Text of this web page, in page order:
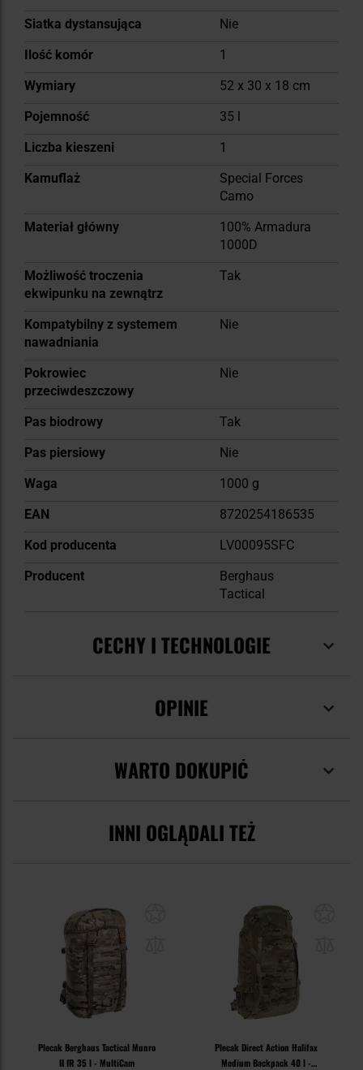
Siatka dystansująca
Nie
Ilość komór
1
Wymiary
52 x 30 x 18 cm
Pojemność
35 l
Liczba kieszeni
1
Kamuflaż
Special Forces
Camo
Materiał główny
100% Armadura
1000D
Możliwość troczenia
ekwipunku na zewnątrz
Tak
Kompatybilny z systemem
nawadniania
Nie
Pokrowiec
przeciwdeszczowy
Nie
Pas biodrowy
Tak
Pas piersiowy
Nie
Waga
1000 g
EAN
8720254186535
Kod producenta
LV00095SFC
Producent
Berghaus
Tactical
CECHY I TECHNOLOGIE
OPINIE
WARTO DOKUPIĆ
INNI OGLĄDALI TEŻ
Plecak Berghaus Tactical Munro
II IR 35 l - MultiCam
Plecak Direct Action Halifax
Medium Backpack 40 l -